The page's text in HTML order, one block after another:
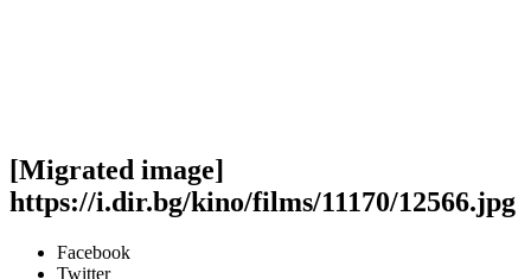
[Migrated image]
https://i.dir.bg/kino/films/11170/12566.jpg
Facebook
Twitter